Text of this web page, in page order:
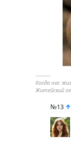
----------
Когда нас
Житейский
№13 ↑